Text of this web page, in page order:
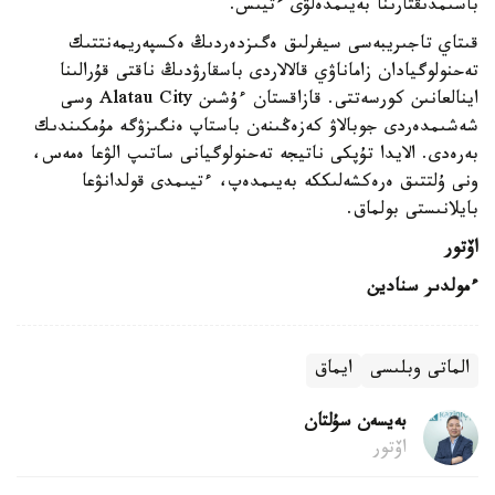
باسىمدىقتارىنا بەيىمدەلۋى ءتيىس.
قىتاي تاجىريبەسى سيفرلىق ەگىزدەردىڭ ەكسپەريمەنتتىك
تەحنولوگيادان زاماناۋي قالالاردى باسقارۋدىڭ ناقتى قۇرالىنا
اينالعانىن كورسەتتى. قازاقستان ءۇشىن Alatau City وسى
شەشىمدەردى جوبالاۋ كەزەڭىنەن باستاپ ەنگىزۋگە مۇمكىندىك
بەرەدى. الايدا تۇپكى ناتيجە تەحنولوگيانى ساتىپ الۋعا ەمەس،
ونى ۇلتتىق ەرەكشەلىككە بەيىمدەپ، ءتيىمدى قولدانۋعا
بايلانىستى بولماق.
اۆتور
ءمولدىر سنادين
الماتى وبلىسى ايماق
بەيسەن سۇلتان
اۆتور